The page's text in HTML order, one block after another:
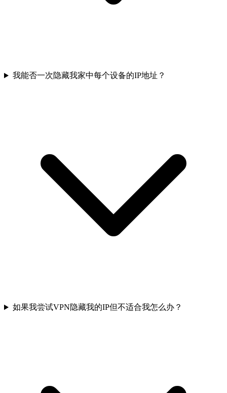
我能否一次隐藏我家中每个设备的IP地址？
如果我尝试VPN隐藏我的IP但不适合我怎么办？